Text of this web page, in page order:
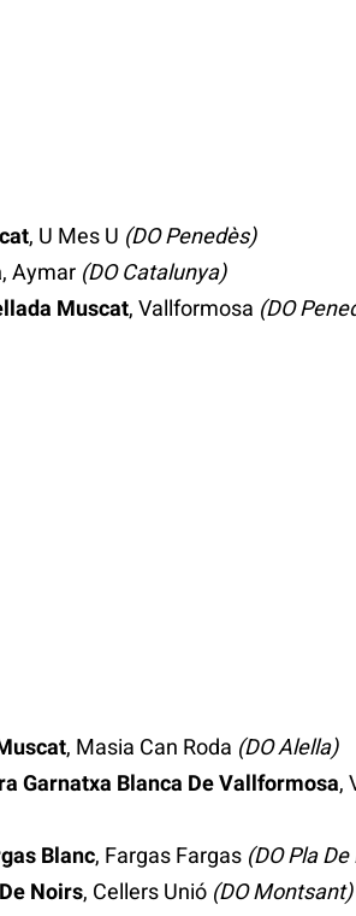
, U Mes U (DO Penedès)
, Aymar (DO Catalunya)
Muscat, Vallformosa (DO
, Masia Can Roda (DO Alella)
Garnatxa Blanca De Vallformosa,
Blanc, Fargas Fargas (DO Pla
Noirs, Cellers Unió (DO Montsant)